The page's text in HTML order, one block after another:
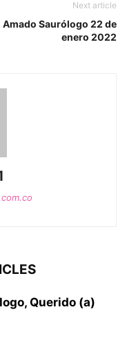
Next article
Amado Saurólogo 22 de
enero 2022
Querido (a)